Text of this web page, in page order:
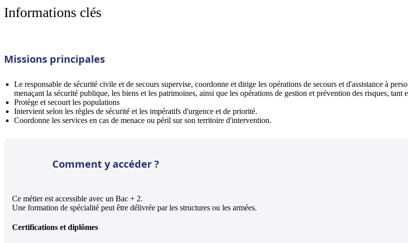
Informations clés
Missions principales
Le responsable de sécurité civile et de secours supervise, coordonne et dirige les opérations de secours et d'assistance à
menaçant la sécurité publique, les biens et les patrimoines, ainsi que les opérations de gestion et prévention des risques, tant
Protège et secourt les populations
Intervient selon les règles de sécurité et les impératifs d'urgence et de priorité.
Coordonne les services en cas de menace ou péril sur son territoire d'intervention.
Comment y accéder ?
Ce métier est accessible avec un Bac + 2.
Une formation de spécialité peut être délivrée par les structures ou les armées.
Certifications et diplômes